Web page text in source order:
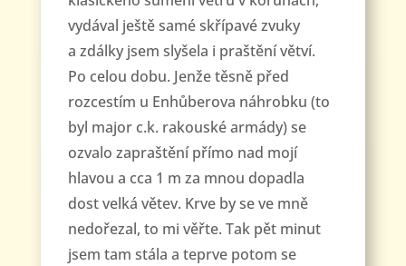
vydával ještě samé skřípavé zvuky
a zdálky jsem slyšela i praštění větví.
Po celou dobu. Jenže těsně před
rozcestím u Enhůberova náhrobku (to
byl major c.k. rakouské armády) se
ozvalo zapraštění přímo nad mojí
hlavou a cca 1 m za mnou dopadla
dost velká větev. Krve by se ve mně
nedořezal, to mi věřte. Tak pět minut
jsem tam stála a teprve potom se